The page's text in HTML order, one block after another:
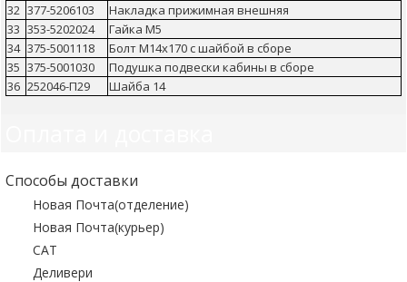
32 377-5206103
Накладка прижимная внешняя
33 353-5202024
Гайка М5
34 375-5001118
Болт М14х170 с шайбой в сборе
35 375-5001030
Подушка подвески кабины в сборе
36 252046-П29 Шайба 14
Способы доставки
Новая Почта(отделение)
Новая Почта(курьер)
САТ
Деливери